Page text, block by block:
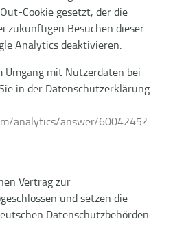
Cookie gesetzt, der die
zukünftigen Besuchen dieser
Analytics deaktivieren.
Umgang mit Nutzerdaten bei
in der Datenschutzerklärung
analytics/answer/6004245?
Vertrag zur
und setzen die
Datenschutzbehörden